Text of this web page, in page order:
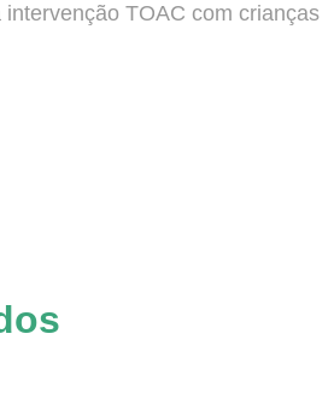
TOAC com crianças